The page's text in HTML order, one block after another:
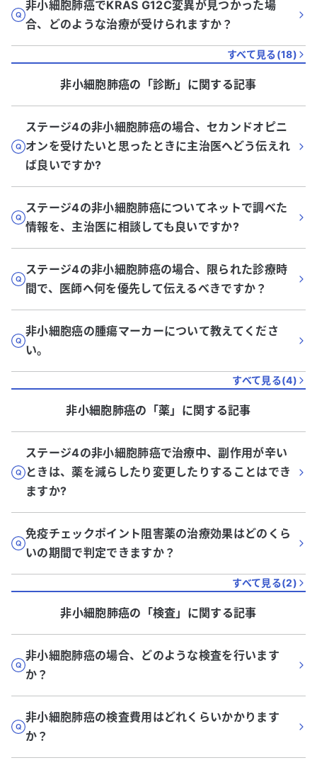
非小細胞肺癌でKRAS G12C変異が見つかった場
合、どのような治療が受けられますか？
すべて見る(18)
非小細胞肺癌の「診断」に関する記事
ステージ4の非小細胞肺癌の場合、セカンドオピニ
オンを受けたいと思ったときに主治医へどう伝えれ
ば良いですか?
ステージ4の非小細胞肺癌についてネットで調べた
情報を、主治医に相談しても良いですか?
ステージ4の非小細胞肺癌の場合、限られた診療時
間で、医師へ何を優先して伝えるべきですか？
非小細胞癌の腫瘍マーカーについて教えてくださ
い。
すべて見る(4)
非小細胞肺癌の「薬」に関する記事
ステージ4の非小細胞肺癌で治療中、副作用が辛い
ときは、薬を減らしたり変更したりすることはでき
ますか?
免疫チェックポイント阻害薬の治療効果はどのくら
いの期間で判定できますか？
すべて見る(2)
非小細胞肺癌の「検査」に関する記事
非小細胞肺癌の場合、どのような検査を行います
か？
非小細胞肺癌の検査費用はどれくらいかかります
か？